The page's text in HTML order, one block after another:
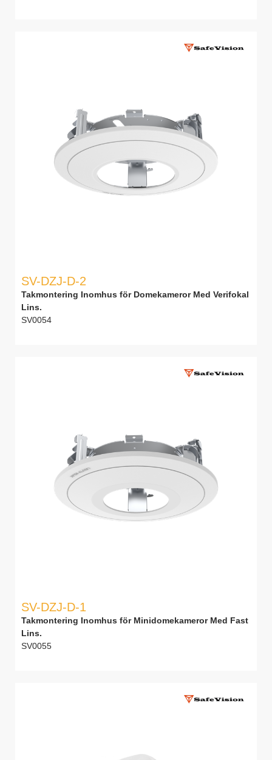
SV-DZJ-D-2
Takmontering Inomhus för Domekameror Med Verifokal
Lins.
SV0054
SV-DZJ-D-1
Takmontering Inomhus för Minidomekameror Med Fast
Lins.
SV0055